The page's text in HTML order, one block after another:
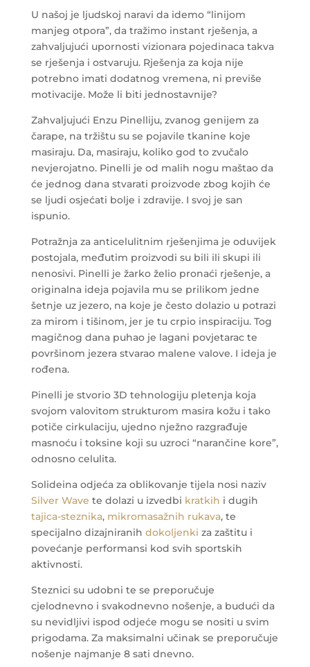
U našoj je ljudskoj naravi da idemo “linijom
manjeg otpora”, da tražimo instant rješenja, a
zahvaljujući upornosti vizionara pojedinaca takva
se rješenja i ostvaruju. Rješenja za koja nije
potrebno imati dodatnog vremena, ni previše
motivacije. Može li biti jednostavnije?
Zahvaljujući Enzu Pinelliju, zvanog genijem za
čarape, na tržištu su se pojavile tkanine koje
masiraju. Da, masiraju, koliko god to zvučalo
nevjerojatno. Pinelli je od malih nogu maštao da
će jednog dana stvarati proizvode zbog kojih će
se ljudi osjećati bolje i zdravije. I svoj je san
ispunio.
Potražnja za anticelulitnim rješenjima je oduvijek
postojala, međutim proizvodi su bili ili skupi ili
nenosivi. Pinelli je žarko želio pronaći rješenje, a
originalna ideja pojavila mu se prilikom jedne
šetnje uz jezero, na koje je često dolazio u potrazi
za mirom i tišinom, jer je tu crpio inspiraciju. Tog
magičnog dana puhao je lagani povjetarac te
površinom jezera stvarao malene valove. I ideja je
rođena.
Pinelli je stvorio 3D tehnologiju pletenja koja
svojom valovitom strukturom masira kožu i tako
potiče cirkulaciju, ujedno nježno razgrađuje
masnoću i toksine koji su uzroci “narančine kore”,
odnosno celulita.
Solideina odjeća za oblikovanje tijela nosi naziv
Silver Wave te dolazi u izvedbi kratkih i dugih
tajica-steznika, mikromasažnih rukava, te
specijalno dizajniranih dokoljenki za zaštitu i
povećanje performansi kod svih sportskih
aktivnosti.
Steznici su udobni te se preporučuje
cjelodnevno i svakodnevno nošenje, a budući da
su nevidljivi ispod odjeće mogu se nositi u svim
prigodama. Za maksimalni učinak se preporučuje
nošenje najmanje 8 sati dnevno.